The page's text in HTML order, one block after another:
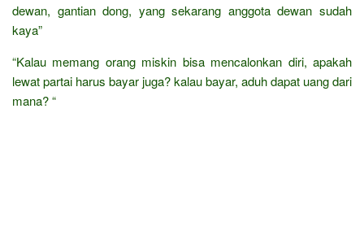
dewan, gantian dong, yang sekarang anggota dewan sudah
kaya”
“Kalau memang orang miskin bisa mencalonkan diri, apakah
lewat partai harus bayar juga? kalau bayar, aduh dapat uang dari
mana? “